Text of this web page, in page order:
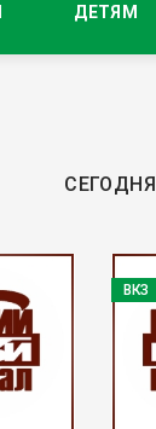
ДЕТЯМ
СЕГОДНЯ
ВКЗ